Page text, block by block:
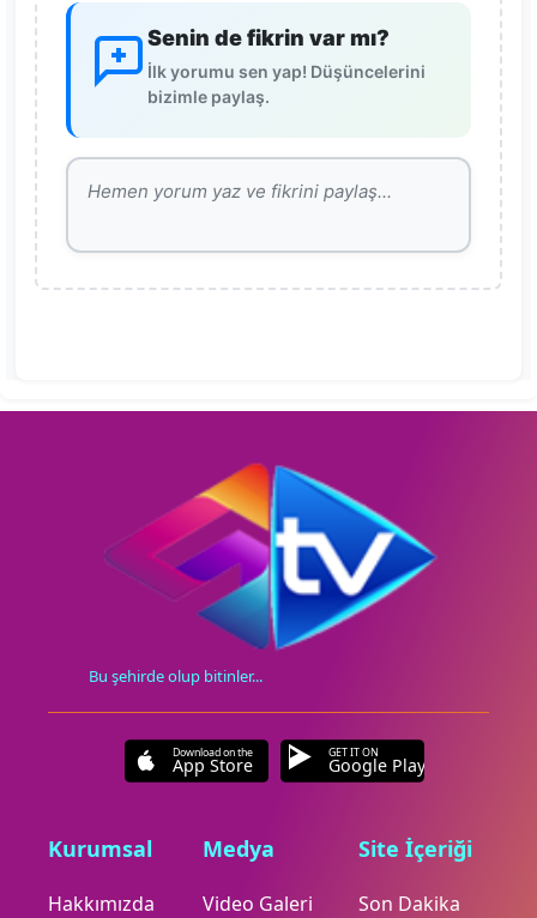
Senin de fikrin var mı?
İlk yorumu sen yap! Düşüncelerini
bizimle paylaş.
Bu şehirde olup bitinler...
Download on the
App Store
GET IT ON
Google Play
Kurumsal
Hakkımızda
Medya
Video Galeri
Site İçeriği
Son Dakika